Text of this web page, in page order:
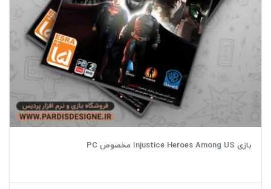
بازی Injustice Heroes Among US مخصوص PC